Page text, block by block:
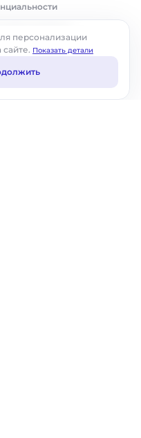
персонализации
Показать детали